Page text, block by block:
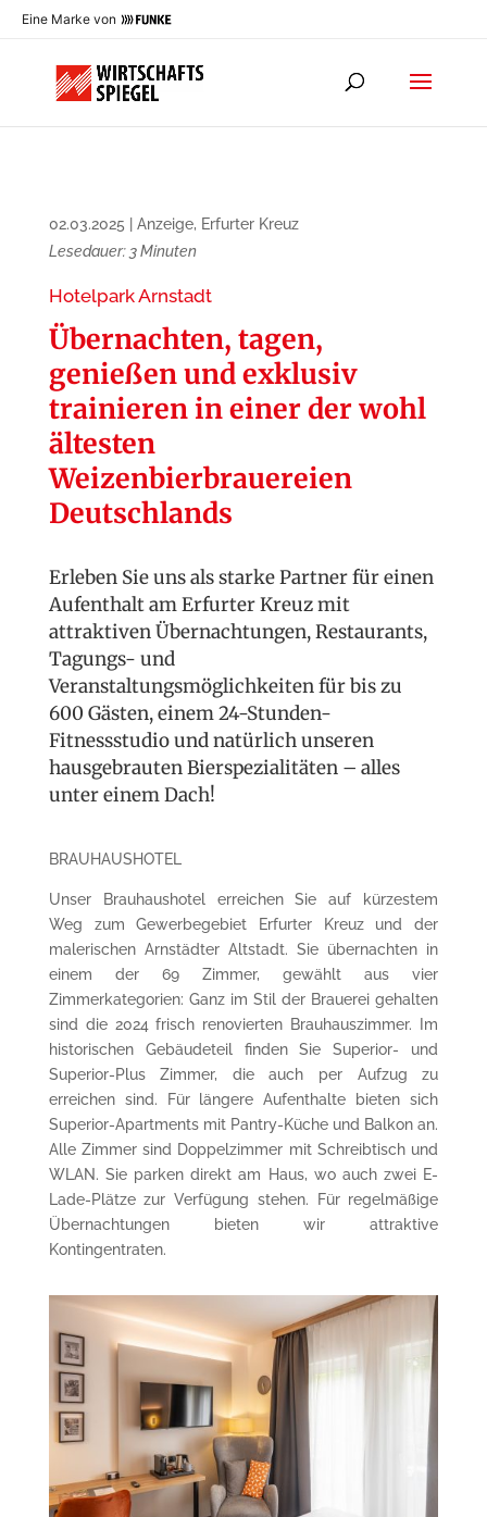
Eine Marke von
02.03.2025 Anzeige, Erfurter Kreuz
Lesedauer: 3 Minuten
Hotelpark Arnstadt
Übernachten, tagen,
genießen und exklusiv
trainieren in einer der wohl
ältesten
Weizenbierbrauereien
Deutschlands
Erleben Sie uns als starke Partner für einen
Aufenthalt am Erfurter Kreuz mit
attraktiven Übernachtungen, Restaurants,
Tagungs- und
Veranstaltungsmöglichkeiten für bis zu
600 Gästen, einem 24-Stunden-
Fitnessstudio und natürlich unseren
hausgebrauten Bierspezialitäten – alles
unter einem Dach!
BRAUHAUSHOTEL
Unser Brauhaushotel erreichen Sie auf kürzestem
Weg zum Gewerbegebiet Erfurter Kreuz und der
malerischen Arnstädter Altstadt. Sie übernachten in
einem der 69 Zimmer, gewählt aus vier
Zimmerkategorien: Ganz im Stil der Brauerei gehalten
sind die 2024 frisch renovierten Brauhauszimmer. Im
historischen Gebäudeteil finden Sie Superior- und
Superior-Plus Zimmer, die auch per Aufzug zu
erreichen sind. Für längere Aufenthalte bieten sich
Superior-Apartments mit Pantry-Küche und Balkon an.
Alle Zimmer sind Doppelzimmer mit Schreibtisch und
WLAN. Sie parken direkt am Haus, wo auch zwei E-
Lade-Plätze zur Verfügung stehen. Für regelmäßige
Übernachtungen bieten wir attraktive
Kontingentraten.